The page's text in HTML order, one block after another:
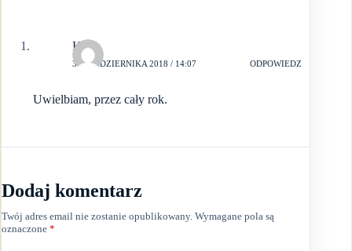
Kasia
30 PAŹDZIERNIKA 2018 / 14:07 ODPOWIEDZ
Uwielbiam, przez cały rok.
Dodaj komentarz
Twój adres email nie zostanie opublikowany. Wymagane pola są
oznaczone *